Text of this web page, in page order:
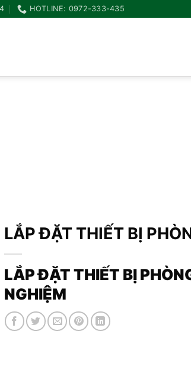
HOTLINE: 0972-333-435
LẮP ĐẶT THIẾT BỊ
LẮP ĐẶT THIẾT BỊ
NGHIỆM